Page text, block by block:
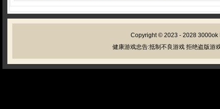
Copyright © 2023 - 2028 3000ok
健康游戏忠告:抵制不良游戏 拒绝盗版游